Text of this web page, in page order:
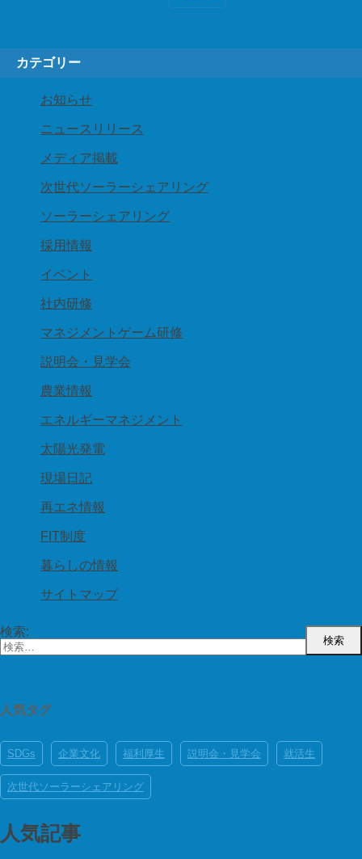
カテゴリー
お知らせ
ニュースリリース
メディア掲載
次世代ソーラーシェアリング
ソーラーシェアリング
採用情報
イベント
社内研修
マネジメントゲーム研修
説明会・見学会
農業情報
エネルギーマネジメント
太陽光発電
現場日記
再エネ情報
FIT制度
暮らしの情報
サイトマップ
検索:
人気タグ
SDGs 企業文化 福利厚生 説明会・見学会 就活生
次世代ソーラーシェアリング
人気記事